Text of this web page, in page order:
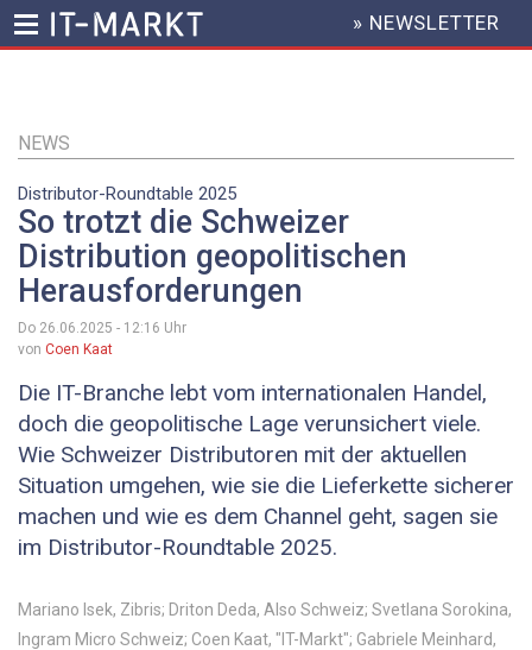
Inhalt
HEADER
MENU
» NEWSLETTER
NEWS
Distributor-­Roundtable 2025
So trotzt die Schweizer
Distribution geopolitischen
Herausforderungen
Do 26.06.2025 - 12:16 Uhr
von Coen Kaat
Die IT-Branche lebt vom ­internationalen Handel,
doch die geopolitische Lage verunsichert viele.
Wie Schweizer Distributoren mit der aktuellen
Situation umgehen, wie sie die Lieferkette sicherer
machen und wie es dem Channel geht, sagen sie
im Distributor-­Roundtable 2025.
Mariano Isek, Zibris; Driton Deda, Also Schweiz; Svetlana Sorokina,
Ingram Micro Schweiz; Coen Kaat, "IT-Markt"; Gabriele Meinhard,